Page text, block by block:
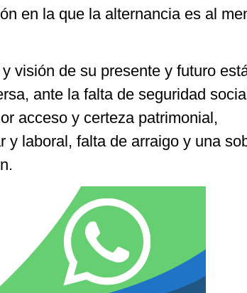
en la que la alternancia es al
visión de su presente y futuro
ante la falta de seguridad
acceso y certeza patrimonial,
y laboral, falta de arraigo y una